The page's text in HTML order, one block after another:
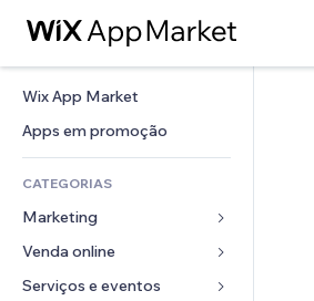
Wix App Market
Apps em promoção
CATEGORIAS
Marketing
Anúncios
Mobile
Venda online
Apps para lojas
Serviços e eventos